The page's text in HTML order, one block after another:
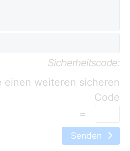
Sicherheitscode:
=
Senden